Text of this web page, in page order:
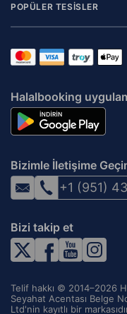
POPÜLER TESİSLER
Halalbooking
Bizimle İletişime
+1 (951)
Bizi takip et
Telif hakkı © 2014–2026
Seyahat Acentası Belge
Ltd'nin kayıtlı bir